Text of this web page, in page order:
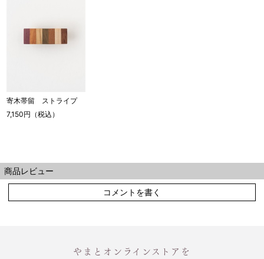
寄木帯留 ストライプ
7,150円（税込）
商品レビュー
コメントを書く
やまとオンラインストアを